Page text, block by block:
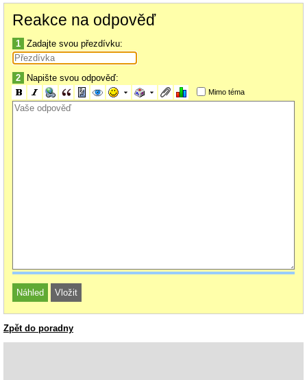
Reakce na odpověď
1 Zadajte svou přezdívku:
2 Napište svou odpověď:
Mimo téma
Zpět do poradny